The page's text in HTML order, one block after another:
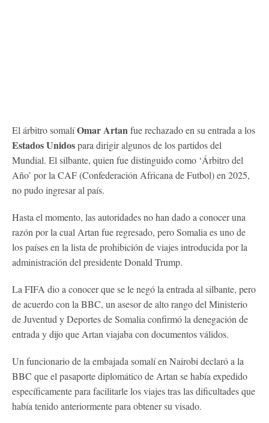
El árbitro somalíOmar Artanfue rechazado en su entrada a los
Estados Unidospara dirigir algunos de los partidos del
Mundial. El silbante, quien fue distinguido como ‘Árbitro del
Año’ por la CAF (Confederación Africana de Futbol) en 2025,
no pudo ingresar al país.
Hasta el momento, las autoridades no han dado a conocer una
razón por la cual Artan fue regresado, pero Somalia es uno de
los países en la lista de prohibición de viajes introducida por la
administración del presidente Donald Trump.
La FIFA dio a conocer que se le negó la entrada al silbante, pero
de acuerdo con la BBC, un asesor de alto rango del Ministerio
de Juventud y Deportes de Somalia confirmó la denegación de
entrada y dijo que Artan viajaba con documentos válidos.
Un funcionario de la embajada somalí en Nairobi declaró a la
BBC que el pasaporte diplomático de Artan se había expedido
específicamente para facilitarle los viajes tras las dificultades que
había tenido anteriormente para obtener su visado.